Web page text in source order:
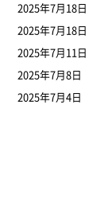
2025年7月18日
2025年7月18日
2025年7月11日
2025年7月8日
2025年7月4日